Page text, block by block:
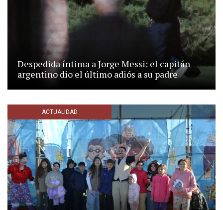
Despedida íntima a Jorge Messi: el capitán
argentino dio el último adiós a su padre
ACTUALIDAD